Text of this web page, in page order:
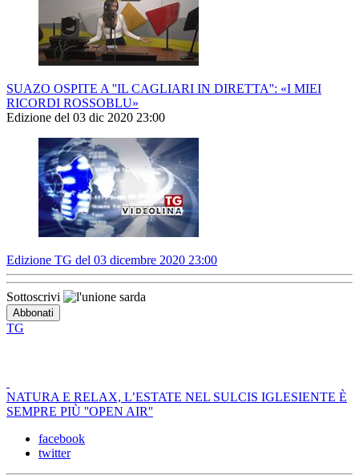
SUAZO OSPITE A ''IL CAGLIARI IN DIRETTA'': «I MIEI
RICORDI ROSSOBLU»
Edizione del 03 dic 2020 23:00
Edizione TG del 03 dicembre 2020 23:00
Sottoscrivi
TG
NATURA E RELAX, L’ESTATE NEL SULCIS IGLESIENTE È
SEMPRE PIÙ ''OPEN AIR''
facebook
twitter